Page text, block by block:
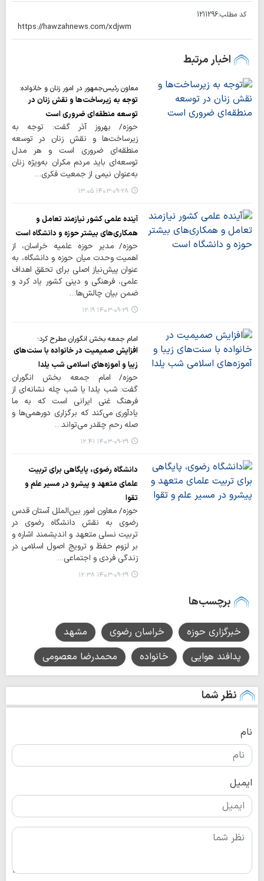
کد مطلب:1211296
اخبار مرتبط
معاون رئیس‌جمهور در امور زنان و خانواده:
توجه به زیرساخت‌ها و نقش زنان در
توسعه منطقه‌ای ضروری است
حوزه/ بهروز آذر گفت: توجه به
زیرساخت‌ها و نقش زنان در توسعه
منطقه‌ای ضروری است و هر مدل
توسعه‌ای باید مردم مکران به‌ویژه زنان
به‌عنوان نیمی از جمعیت فکری…
۱۴۰۳-۰۹-۲۸ ۱۳:۰۵
آینده علمی کشور نیازمند تعامل و
همکاری‌های بیشتر حوزه و دانشگاه است
حوزه/ مدیر حوزه علمیه خراسان، از
اهمیت وحدت میان حوزه و دانشگاه، به
عنوان پیش‌نیاز اصلی برای تحقق اهداف
علمی، فرهنگی و دینی کشور یاد کرد و
ضمن بیان چالش‌ها…
۱۴۰۳-۰۹-۲۹ ۱۲:۱۹
امام جمعه بخش انگوران مطرح کرد؛
افزایش صمیمیت در خانواده با سنت‌های
زیبا و آموزه‌های اسلامی شب یلدا
حوزه/ امام جمعه بخش انگوران
گفت: شب یلدا یا شب چله نشانه‌ای از
فرهنگ غنی ایرانی است که به ما
یادآوری می‌کند که برگزاری دورهمی‌ها و
صله رحم چقدر می‌تواند…
۱۴۰۳-۰۹-۲۹ ۱۲:۴۱
دانشگاه رضوی، پایگاهی برای تربیت
علمای متعهد و پیشرو در مسیر علم و
تقوا
حوزه/ معاون امور بین‌الملل آستان قدس
رضوی به نقش دانشگاه رضوی در
تربیت نسلی متعهد و اندیشمند اشاره و
بر لزوم حفظ و ترویج اصول اسلامی در
زندگی فردی و اجتماعی…
۱۴۰۳-۰۹-۲۹ ۱۲:۳۸
برچسب‌ها
خبرگزاری حوزه خراسان رضوی
مشهد
پدافند هوایی
خانواده محمدرضا معصومی
نظر شما
نام
ایمیل